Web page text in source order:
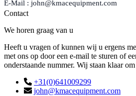
E-Mail : john@kmacequipment.com
Contact
We horen graag van u
Heeft u vragen of kunnen wij u ergens
met ons op door een e-mail te sturen of
onderstaande nummer. Wij staan klaar
+31(0)641009299
john@kmacequipment.com